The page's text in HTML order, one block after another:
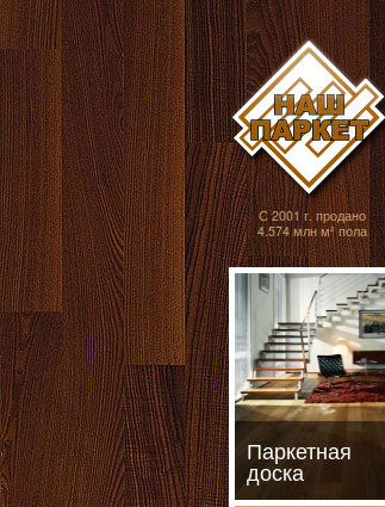
С 2001 г. продано
4.574 млн м² пола
Паркетная
доска